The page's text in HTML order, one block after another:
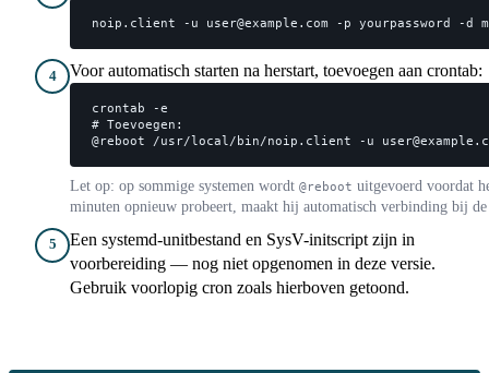
noip.client -u user@example.com -p yourpassword -
4 Voor automatisch starten na herstart, toevoegen aan crontab:
crontab -e
# Toevoegen:
@reboot /usr/local/bin/noip.client -u
Let op: op sommige systemen wordt @reboot uitgevoerd voordat
minuten opnieuw probeert, maakt hij automatisch verbinding bij de
5
Een systemd-unitbestand en SysV-initscript zijn in
voorbereiding — nog niet opgenomen in deze versie.
Gebruik voorlopig cron zoals hierboven getoond.